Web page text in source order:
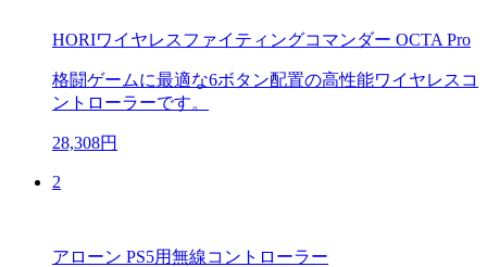
HORIワイヤレスファイティングコマンダー OCTA Pro
格闘ゲームに最適な6ボタン配置の高性能ワイヤレスコ
ントローラーです。
28,308円
2
アローン PS5用無線コントローラー